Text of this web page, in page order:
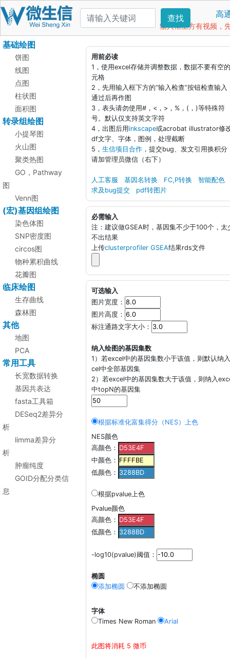
查找 高
输入框上方有视频，
基础绘图
饼图
线图
点图
柱状图
面积图
转录组绘图
小提琴图
火山图
聚类热图
GO，Pathway
图
Venn图
(宏)基因组绘图
染色体图
SNP密度图
circos图
物种累积曲线
花瓣图
临床绘图
生存曲线
森林图
其他
地图
PCA
常用工具
长宽数据转换
基因共表达
fasta工具箱
DESeq2差异分
析
limma差异分
析
肿瘤纯度
GOID分配分类信
息
用前必读
1，使用excel存储并调整数据，数据不要有空
元格
2，先用输入框下方的“输入检查”按钮检查输入
通过后再作图
3，表头请勿使用#，<，>，%，(，)等特殊符
号。默认仅支持英文字符
4，出图后用inkscape或acrobat illustrator修
df文字、字体，图例，处理截断
5， 生信项目合作 ，提交bug、发文引用换积分
请加管理员微信（右下）
人工客服 基因名转换 FC,P转换
智能配色
求及bug提交
pdf转图片
必需输入
注：建议做GSEA时，基因集不少于100个，太
不出结果
上传clusterprofiler GSEA结果rds文件
可选输入
图片宽度：
图片高度：
标注通路文字大小：
纳入绘图的基因集数
1）若excel中的基因集数小于该值，则默认纳
cel中全部基因集
2）若excel中的基因集数大于该值，则纳入
中topN的基因集
根据标准化富集得分（NES）上色
NES颜色
高颜色：
中颜色：
低颜色：
根据pvalue上色
Pvalue颜色
高颜色：
低颜色：
-log10(pvalue)阈值：
椭圆
添加椭圆
不添加椭圆
字体
Times New Roman
Arial
此图将消耗 5 微币